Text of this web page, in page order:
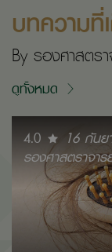
บทความที่
By รองศาสต
ดูทั้งหมด
4.0
16 กัน
รองศาสตราจ